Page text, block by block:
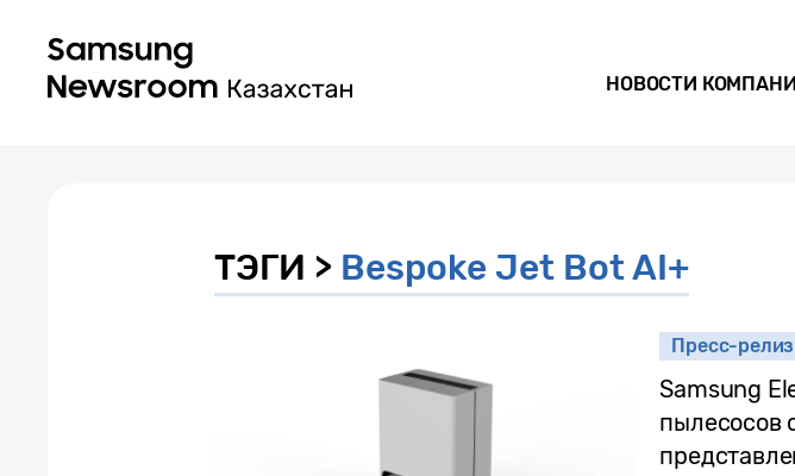
НОВОСТИ
ТЭГИ > Bespoke Jet Bot AI+
Пресс-
Samsung
пылесосов